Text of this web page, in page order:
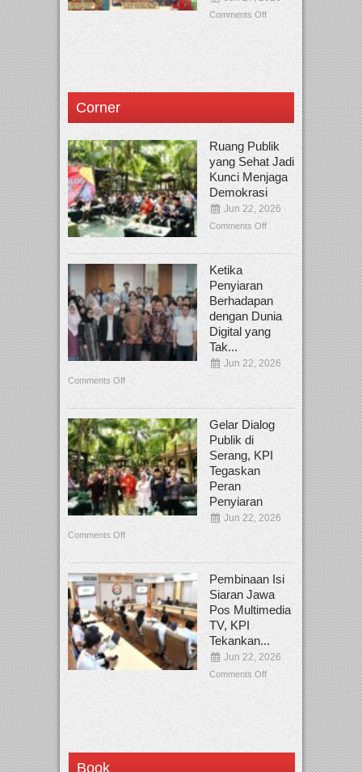
Comments Off
Corner
Ruang Publik
yang Sehat Jadi
Kunci Menjaga
Demokrasi
Jun 22, 2026
Comments Off
Ketika
Penyiaran
Berhadapan
dengan Dunia
Digital yang
Tak...
Jun 22, 2026
Comments Off
Gelar Dialog
Publik di
Serang, KPI
Tegaskan
Peran
Penyiaran
Jun 22, 2026
Comments Off
Pembinaan Isi
Siaran Jawa
Pos Multimedia
TV, KPI
Tekankan...
Jun 22, 2026
Comments Off
Book